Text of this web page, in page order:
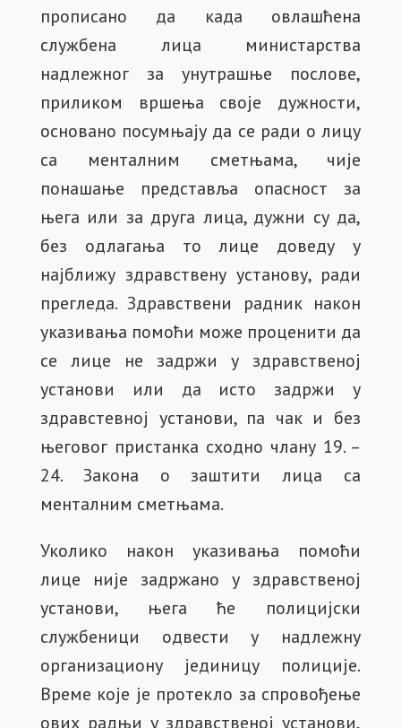
прописано да када овлашћена
службена лица министарства
надлежног за унутрашње послове,
приликом вршења своје дужности,
основано посумњају да се ради о лицу
са менталним сметњама, чије
понашање представља опасност за
њега или за друга лица, дужни су да,
без одлагања то лице доведу у
најближу здравствену установу, ради
прегледа. Здравствени радник након
указивања помоћи може проценити да
се лице не задржи у здравственој
установи или да исто задржи у
здравстевној установи, па чак и без
његовог пристанка сходно члану 19. –
24. Закона о заштити лица са
менталним сметњама.
Уколико након указивања помоћи
лице није задржано у здравственој
установи, њега ће полицијски
службеници одвести у надлежну
организациону јединицу полиције.
Време које је протекло за спровођење
ових радњи у здравственој установи,